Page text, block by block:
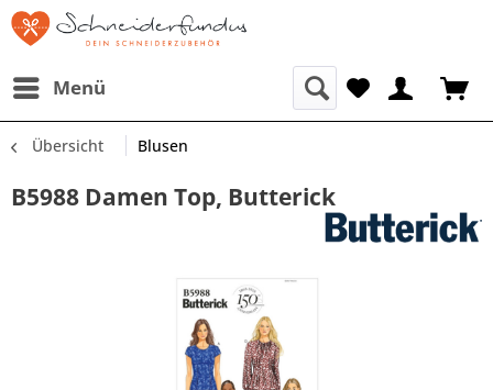
Menü
Übersicht Blusen
B5988 Damen Top, Butterick